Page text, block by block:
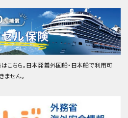
こちら。日本発着外国船・日本船で利用可
ません。